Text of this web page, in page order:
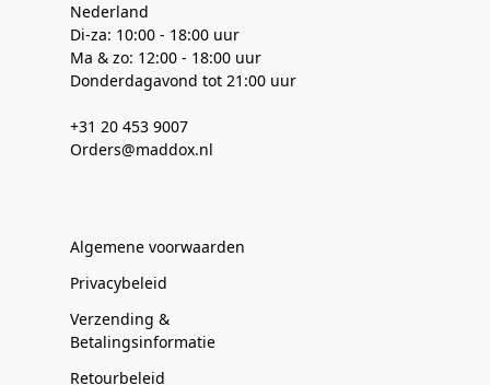
Nederland
Di-za: 10:00 - 18:00 uur
Ma & zo: 12:00 - 18:00 uur
Donderdagavond tot 21:00 uur
+31 20 453 9007
Orders@maddox.nl
Algemene voorwaarden
Privacybeleid
Verzending &
Betalingsinformatie
Retourbeleid